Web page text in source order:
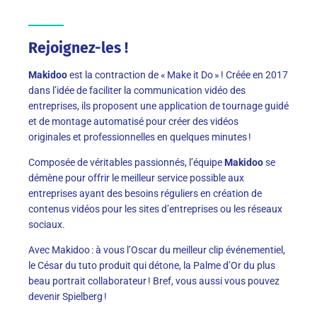
Rejoignez-les !
Makidooest la contraction de « Make it Do » ! Créée en 2017
dans l’idée de faciliter la communication vidéo des
entreprises, ils proposent une application de tournage guidé
et de montage automatisé pour créer des vidéos
originaleset professionnelles en quelques minutes!
Composéede véritables passionnés, l’équipeMakidoose
démène pour offrir le meilleur service possible aux
entreprises ayant des besoins réguliersen création de
contenus vidéos pour les sitesd’entreprisesou les réseaux
sociaux.
Avec Makidoo:à vous l’Oscardu meilleur clip événementiel,
le César du tuto produit qui détone, la Palme d’Or du plus
beau portrait collaborateur ! Bref, vous aussi vous pouvez
devenir Spielberg !